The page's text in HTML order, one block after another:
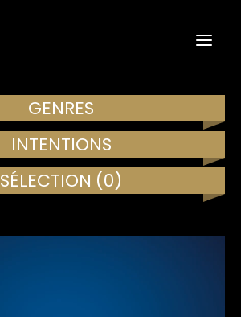
GENRES
INTENTIONS
SÉLECTION (0)